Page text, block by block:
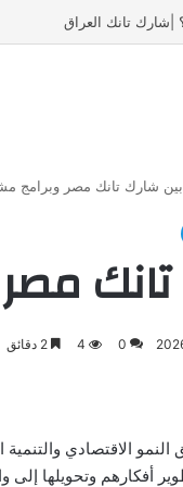
تانك العراق
بين شارك تانك مصر وبرامج
تانك
0
4 2 دقائق
الاقتصادي
أفكارهم وتحويلها